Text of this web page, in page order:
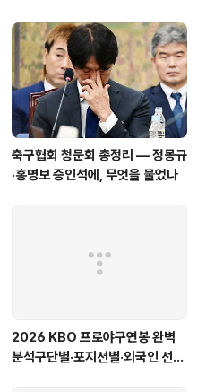
축구협회 청문회 총정리 — 정몽규
·홍명보 증인석에, 무엇을 물었나
2026 KBO 프로야구연봉 완벽
분석구단별·포지션별·외국인 선수